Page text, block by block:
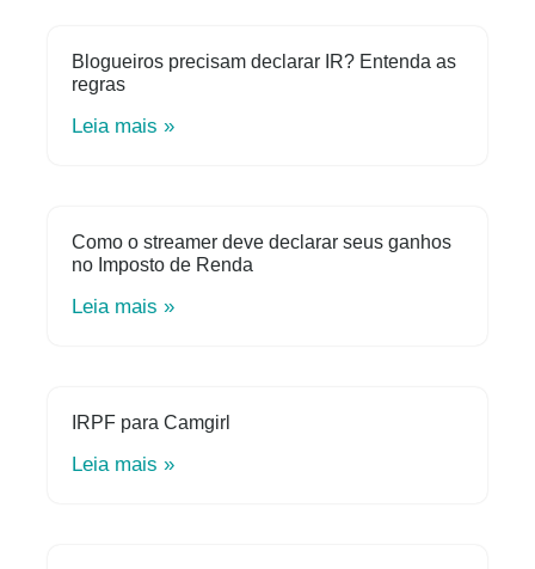
Blogueiros precisam declarar IR? Entenda as
regras
Leia mais »
Como o streamer deve declarar seus ganhos
no Imposto de Renda
Leia mais »
IRPF para Camgirl
Leia mais »